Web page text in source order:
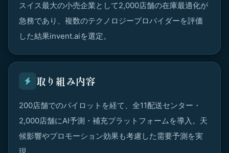
スイス最大の小売企業として2,000店舗の在庫最適化が
急務であり、複数のテクノロジープロバイダーを評価
した結果invent.aiを選定。
取り組み内容
200店舗でのパイロットを経て、全11配送センター・
2,000店舗にAI予測・補充プラットフォームを導入。天
候影響やプロモーション効果も考慮した需要予測を実